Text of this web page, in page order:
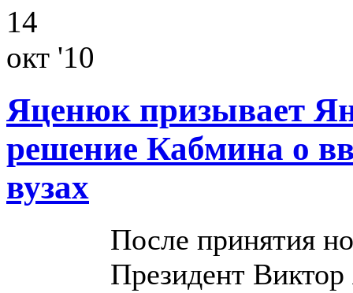
14
окт '10
Яценюк призывает
решение Кабмина о
вузах
После принятия
Президент